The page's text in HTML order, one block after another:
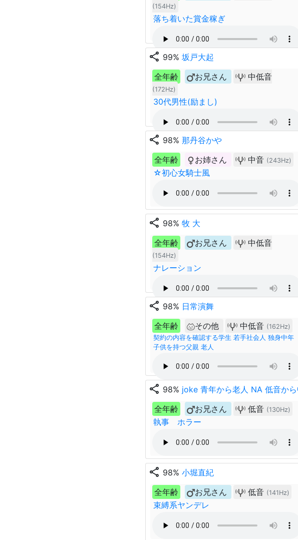
(154Hz)
落ち着いた賞金稼ぎ
share 99% 坂戸大起
全年齢
お兄さん 中低音
(172Hz)
30代男性(励まし)
share 98% 那丹谷かや
全年齢
お姉さん 中音 (243Hz)
☆初心女騎士風
share 98% 牧 大
全年齢
お兄さん 中低音
(154Hz)
ナレーション
share 98% 日常演舞
全年齢
その他 中低音 (162Hz)
契約の内容を確認する学生 若手社会人 独身中年
子供を持つ父親 老人
share 98% joke 青年から老人 NA 低音か
全年齢
お兄さん 低音 (130Hz)
執事 ホラー
share 98% 小堀直紀
全年齢
お兄さん 低音 (141Hz)
束縛系ヤンデレ